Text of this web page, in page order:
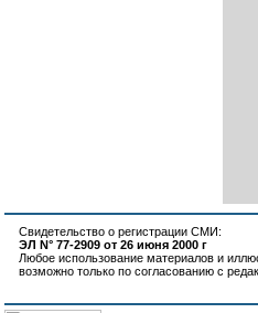
Свидетельство о регистрации СМИ:
ЭЛ N° 77-2909 от 26 июня 2000 г
Любое использование материалов и
возможно только по согласованию с